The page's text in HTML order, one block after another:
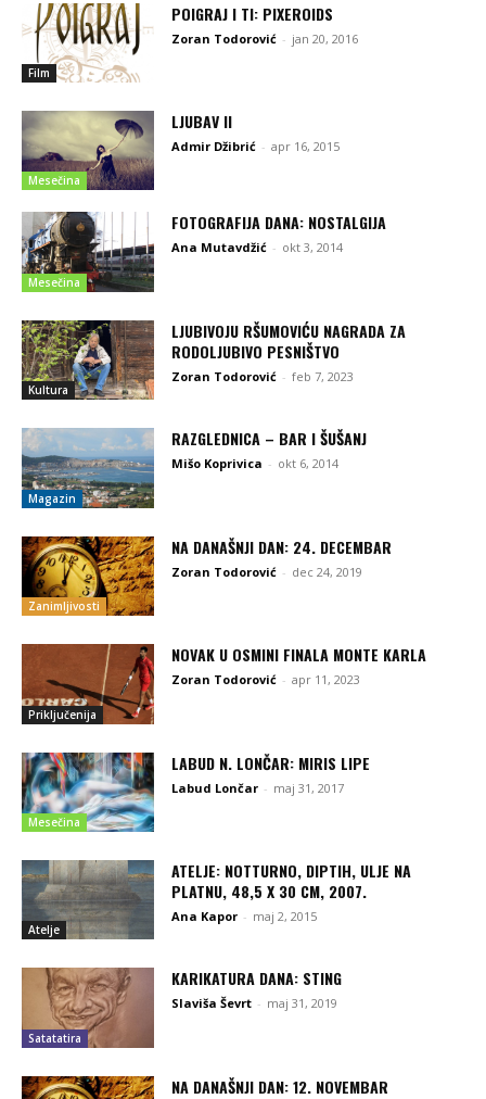
Film
POIGRAJ I TI: PIXEROIDS
Zoran Todorović - jan 20, 2016
Mesečina
LJUBAV II
Admir Džibrić - apr 16, 2015
Mesečina
FOTOGRAFIJA DANA: NOSTALGIJA
Ana Mutavdžić - okt 3, 2014
Kultura
LJUBIVOJU RŠUMOVIĆU NAGRADA ZA
RODOLJUBIVO PESNIŠTVO
Zoran Todorović - feb 7, 2023
Magazin
RAZGLEDNICA – BAR I ŠUŠANJ
Mišo Koprivica - okt 6, 2014
Zanimljivosti
NA DANAŠNJI DAN: 24. DECEMBAR
Zoran Todorović - dec 24, 2019
Priključenija
NOVAK U OSMINI FINALA MONTE KARLA
Zoran Todorović - apr 11, 2023
Mesečina
LABUD N. LONČAR: MIRIS LIPE
Labud Lončar - maj 31, 2017
Atelje
ATELJE: NOTTURNO, DIPTIH, ULJE NA
PLATNU, 48,5 X 30 CM, 2007.
Ana Kapor - maj 2, 2015
Satatatira
KARIKATURA DANA: STING
Slaviša Ševrt - maj 31, 2019
NA DANAŠNJI DAN: 12. NOVEMBAR